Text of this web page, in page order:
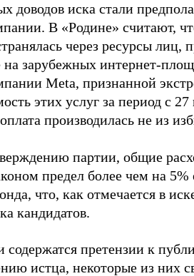
доводов иска стали
В «Родине» считают,
через ресурсы
на зарубежных интернет-
Meta, признанной
этих услуг за период с
производилась не из
партии, общие
предел более чем на
что, как отмечается в
кандидатов.
содержатся претензии к
истца, некоторые из них